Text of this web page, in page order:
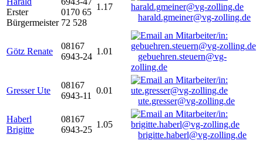
Erster
Bürgermeister
0170 65
72 528
1.17
harald.gmeiner@vg-zolling.de
Götz Renate
08167
6943-24
1.01
gebuehren.steuern@vg-
zolling.de
Gresser Ute
08167
6943-11
0.01
ute.gresser@vg-zolling.de
Haberl
Brigitte
08167
6943-25
1.05
brigitte.haberl@vg-zolling.de